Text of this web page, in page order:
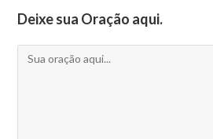
Deixe sua Oração aqui.